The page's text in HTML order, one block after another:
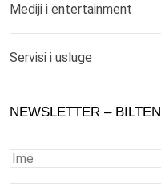
Mediji i entertainment
Servisi i usluge
NEWSLETTER – BILTEN